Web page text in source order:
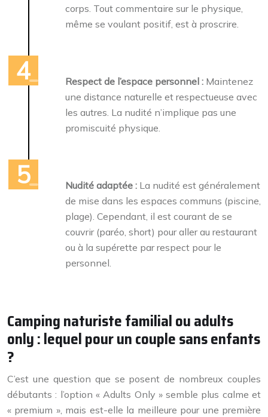
corps. Tout commentaire sur le physique,
même se voulant positif, est à proscrire.
Respect de l’espace personnel : Maintenez
une distance naturelle et respectueuse avec
les autres. La nudité n’implique pas une
promiscuité physique.
Nudité adaptée : La nudité est généralement
de mise dans les espaces communs (piscine,
plage). Cependant, il est courant de se
couvrir (paréo, short) pour aller au restaurant
ou à la supérette par respect pour le
personnel.
Camping naturiste familial ou adults
only : lequel pour un couple sans enfants
?
C’est une question que se posent de nombreux couples
débutants : l’option « Adults Only » semble plus calme et
« premium », mais est-elle la meilleure pour une première